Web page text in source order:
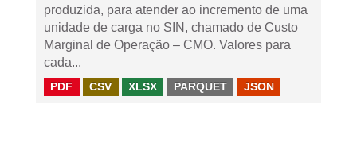
produzida, para atender ao incremento de uma
unidade de carga no SIN, chamado de Custo
Marginal de Operação – CMO. Valores para
cada...
PDF CSV XLSX PARQUET JSON